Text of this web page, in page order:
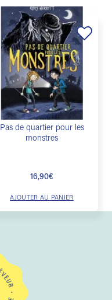
Ajouter
à la
liste de
souhaits
EPOUVANTE
Pas de quartier pour les
monstres
16,90€
AJOUTER AU PANIER